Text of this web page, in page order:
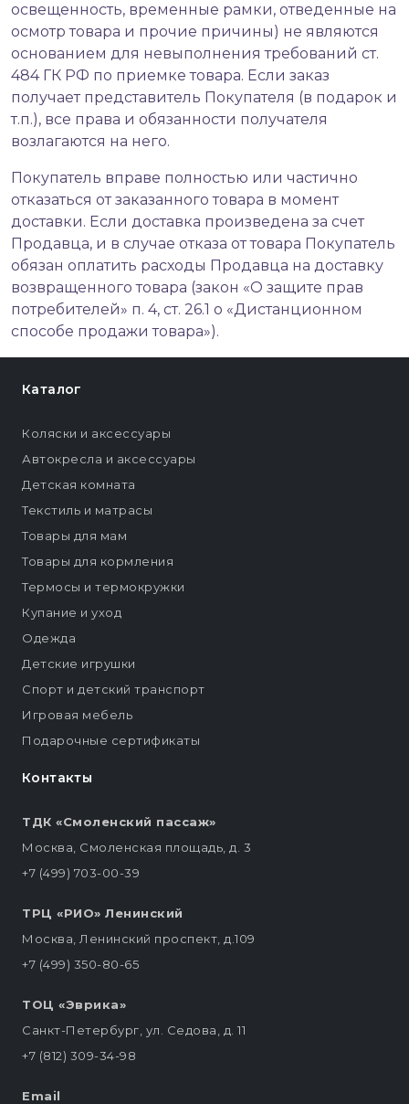
освещенность, временные рамки, отведенные на
осмотр товара и прочие причины) не являются
основанием для невыполнения требований ст.
484 ГК РФ по приемке товара. Если заказ
получает представитель Покупателя (в подарок и
т.п.), все права и обязанности получателя
возлагаются на него.
Покупатель вправе полностью или частично
отказаться от заказанного товара в момент
доставки. Если доставка произведена за счет
Продавца, и в случае отказа от товара Покупатель
обязан оплатить расходы Продавца на доставку
возвращенного товара (закон «О защите прав
потребителей» п. 4, ст. 26.1 о «Дистанционном
способе продажи товара»).
Контакты
ТДК «Смоленский пассаж»
Москва, Смоленская площадь, д. 3
+7 (499) 703-00-39
ТРЦ «РИО» Ленинский
Москва, Ленинский проспект, д.109
+7 (499) 350-80-65
ТОЦ «Эврика»
Санкт-Петербург, ул. Седова, д. 11
+7 (812) 309-34-98
Email
Каталог
Коляски и аксессуары
Автокресла и аксессуары
Детская комната
Текстиль и матрасы
Товары для мам
Товары для кормления
Термосы и термокружки
Купание и уход
Одежда
Детские игрушки
Спорт и детский транспорт
Игровая мебель
Подарочные сертификаты